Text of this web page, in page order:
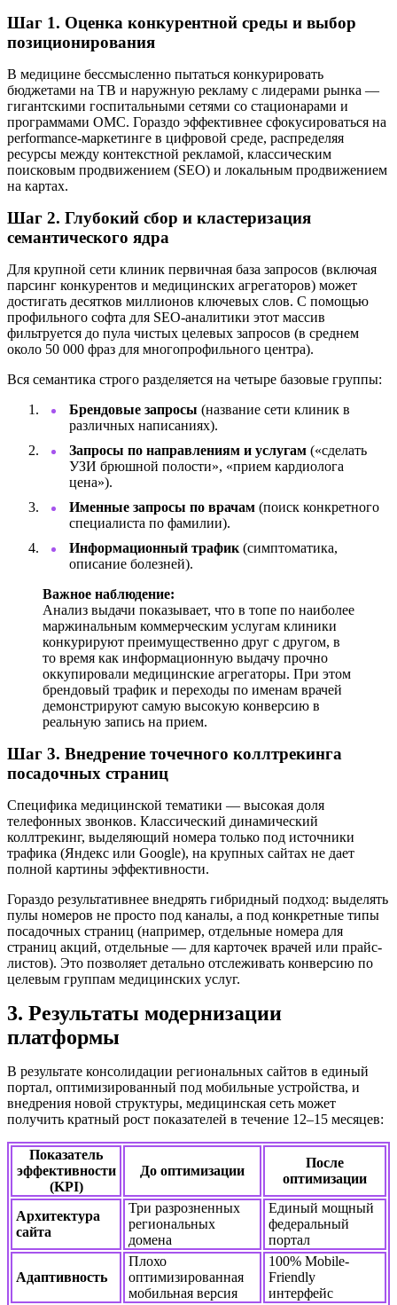
Шаг 1. Оценка конкурентной среды и выбор
позиционирования
В медицине бессмысленно пытаться конкурировать
бюджетами на ТВ и наружную рекламу с лидерами рынка —
гигантскими госпитальными сетями со стационарами и
программами ОМС. Гораздо эффективнее сфокусироваться на
performance-маркетинге в цифровой среде, распределяя
ресурсы между контекстной рекламой, классическим
поисковым продвижением (SEO) и локальным продвижением
на картах.
Шаг 2. Глубокий сбор и кластеризация
семантического ядра
Для крупной сети клиник первичная база запросов (включая
парсинг конкурентов и медицинских агрегаторов) может
достигать десятков миллионов ключевых слов. С помощью
профильного софта для SEO-аналитики этот массив
фильтруется до пула чистых целевых запросов (в среднем
около 50 000 фраз для многопрофильного центра).
Вся семантика строго разделяется на четыре базовые группы:
Брендовые запросы (название сети клиник в
различных написаниях).
Запросы по направлениям и услугам («сделать
УЗИ брюшной полости», «прием кардиолога
цена»).
Именные запросы по врачам (поиск конкретного
специалиста по фамилии).
Информационный трафик (симптоматика,
описание болезней).
Важное наблюдение:
Анализ выдачи показывает, что в топе по наиболее
маржинальным коммерческим услугам клиники
конкурируют преимущественно друг с другом, в
то время как информационную выдачу прочно
оккупировали медицинские агрегаторы. При этом
брендовый трафик и переходы по именам врачей
демонстрируют самую высокую конверсию в
реальную запись на прием.
Шаг 3. Внедрение точечного коллтрекинга
посадочных страниц
Специфика медицинской тематики — высокая доля
телефонных звонков. Классический динамический
коллтрекинг, выделяющий номера только под источники
трафика (Яндекс или Google), на крупных сайтах не дает
полной картины эффективности.
Гораздо результативнее внедрять гибридный подход: выделять
пулы номеров не просто под каналы, а под конкретные типы
посадочных страниц (например, отдельные номера для
страниц акций, отдельные — для карточек врачей или прайс-
листов). Это позволяет детально отслеживать конверсию по
целевым группам медицинских услуг.
3. Результаты модернизации
платформы
В результате консолидации региональных сайтов в единый
портал, оптимизированный под мобильные устройства, и
внедрения новой структуры, медицинская сеть может
получить кратный рост показателей в течение 12–15 месяцев:
Показатель
эффективности
(KPI)
До оптимизации
После
оптимизации
Архитектура
сайта
Три разрозненных
региональных
домена
Единый мощный
федеральный
портал
Адаптивность
Плохо
оптимизированная
мобильная версия
100% Mobile-
Friendly
интерфейс